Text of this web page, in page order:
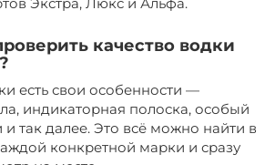
качество водки
есть свои особенности —
индикаторная полоска, особый
так далее. Это всё можно найти в
конкретной марки и сразу